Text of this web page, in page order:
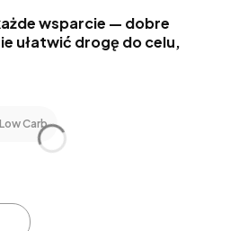
wsparcie — dobre
ułatwić drogę do celu,
Carb